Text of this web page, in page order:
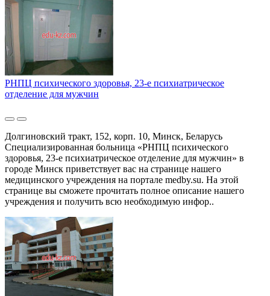
РНПЦ психического здоровья, 23-е психиатрическое
отделение для мужчин
Долгиновский тракт, 152, корп. 10, Минск, Беларусь
Специализированная больница «РНПЦ психического
здоровья, 23-е психиатрическое отделение для мужчин» в
городе Минск приветствует вас на странице нашего
медицинского учреждения на портале medby.su. На этой
странице вы сможете прочитать полное описание нашего
учреждения и получить всю необходимую инфор..